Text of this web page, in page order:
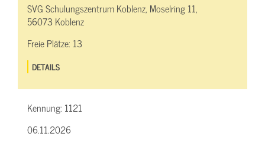
SVG Schulungszentrum Koblenz, Moselring 11,
56073 Koblenz
Freie Plätze: 13
DETAILS
Kennung: 1121
06.11.2026